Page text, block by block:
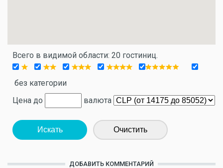
Всего в видимой области: 20 гостиниц.
без категории
Цена до
валюта
Искать Очистить
ДОБАВИТЬ КОММЕНТАРИЙ